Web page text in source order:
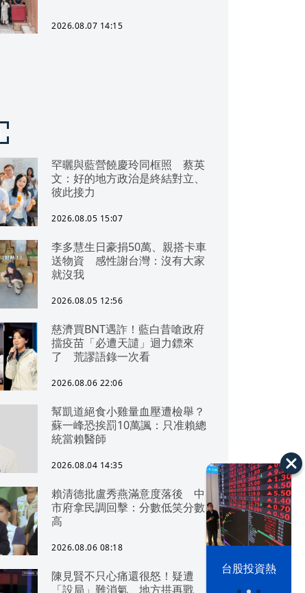
漢光42演習 台股投資熱
2026.08.07 14:15
罕曬與藍營饒慶玲同框照 蔡英
文：好的地方政治是終結對立、
彼此接力
2026.08.05 15:07
李多慧生日豪捐50萬、親搭卡車
送物資 感性謝台灣：沒有大家
就沒我
2026.08.05 12:56
慈濟買BNT遇詐！藍白昔嗆政府
擋疫苗「必遭天譴」迴力鏢來
了 荒謬語錄一次看
2026.08.06 22:06
幫凱道絕食小雞量血壓遭檢舉？
蘇一峰恐挨罰10萬諷：只准賴總
統當賴醫師
2026.08.04 14:35
賴清德批盧秀燕滿意度落後 中
市府拿民調回擊：分數低笑分數
高
2026.08.06 08:18
陳見賢不只心痛還很怒！疑遭
「設局」難消氣、地方拱再戰